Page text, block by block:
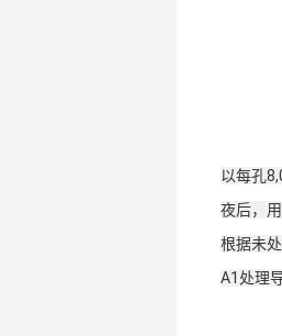
以每孔
夜后，
根据未
A1处理